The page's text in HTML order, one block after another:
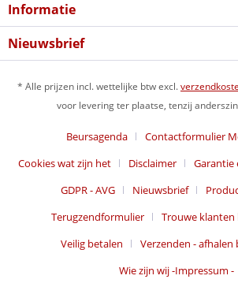
Informatie
Nieuwsbrief
* Alle prijzen incl. wettelijke btw excl.
voor levering ter plaatse, tenzij
Beursagenda
Contactformulier
Cookies wat zijn het
Disclaimer
Garantie
GDPR - AVG
Nieuwsbrief
Terugzendformulier
Trouwe klanten
Veilig betalen
Verzenden - afhalen
Wie zijn wij -Impressum -